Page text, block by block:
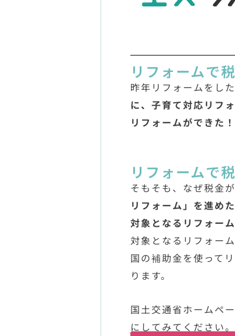
リフォームで
昨年リフォームをし
に、子育て対応リフ
リフォームができた
リフォームで
そもそも、なぜ税金
リフォーム」を進め
対象となるリフォー
対象となるリフォー
国の補助金を使って
ります。
国土交通省ホームペ
にしてみてください。